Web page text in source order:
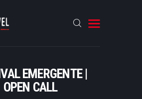
EMERGENTE |
OPEN CALL